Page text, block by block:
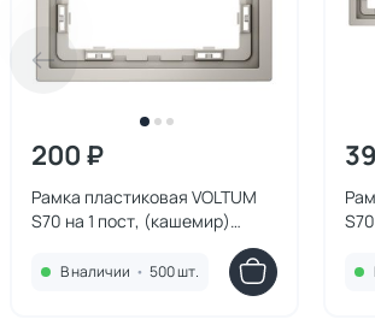
200 ₽
Рамка пластиковая VOLTUM
S70 на 1 пост, (кашемир)
В наличии • 500 шт.